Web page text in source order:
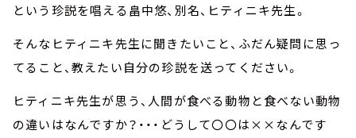
という珍説を唱える畠中悠、別名、ヒティニキ先生。
そんなヒティニキ先生に聞きたいこと、ふだん疑問に思っ
てること、教えたい自分の珍説を送ってください。
ヒティニキ先生が思う、人間が食べる動物と食べない動物
の違いはなんですか？・・・どうして〇〇は××なんです